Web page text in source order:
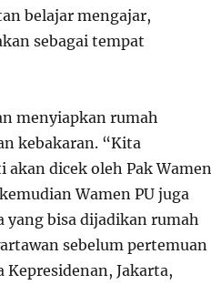
belajar mengajar,
sebagai tempat
menyiapkan rumah
kebakaran. “Kita
dicek oleh Pak Wamen
Wamen PU juga
bisa dijadikan rumah
sebelum pertemuan
Kepresidenan, Jakarta,